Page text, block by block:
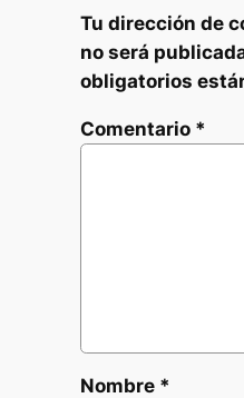
Tu dirección de
no será
obligatorios
Comentario *
Nombre *